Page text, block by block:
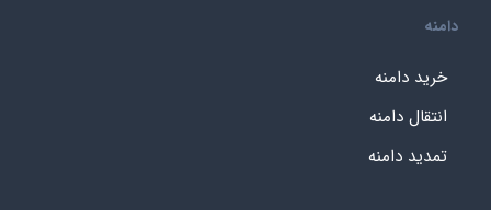
دامنه
خرید دامنه
انتقال دامنه
تمدید دامنه